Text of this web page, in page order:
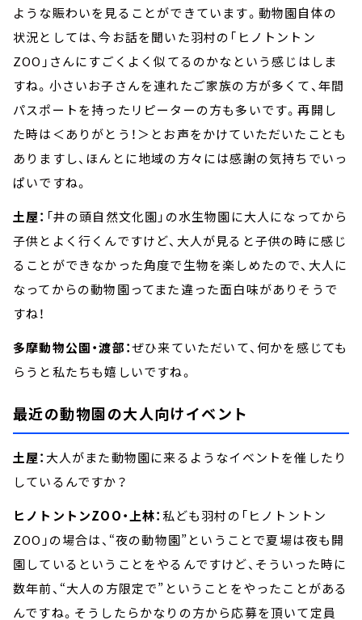
ような賑わいを見ることができています。動物園自体の
状況としては、今お話を聞いた羽村の「ヒノトントン
ZOO」さんにすごくよく似てるのかなという感じはしま
すね。小さいお子さんを連れたご家族の方が多くて、年間
パスポートを持ったリピーターの方も多いです。再開し
た時は＜ありがとう！＞とお声をかけていただいたことも
ありますし、ほんとに地域の方々には感謝の気持ちでいっ
ぱいですね。
土屋： 「井の頭自然文化園」の水生物園に大人になってから
子供とよく行くんですけど、大人が見ると子供の時に感じ
ることができなかった角度で生物を楽しめたので、大人に
なってからの動物園ってまた違った面白味がありそうで
すね！
多摩動物公園・渡部：ぜひ来ていただいて、何かを感じても
らうと私たちも嬉しいですね。
最近の動物園の大人向けイベント
土屋： 大人がまた動物園に来るようなイベントを催したり
しているんですか？
ヒノトントンZOO・上林：私ども羽村の「ヒノトントン
ZOO」の場合は、“夜の動物園”ということで夏場は夜も開
園しているということをやるんですけど、そういった時に
数年前、“大人の方限定で”ということをやったことがある
んですね。そうしたらかなりの方から応募を頂いて定員